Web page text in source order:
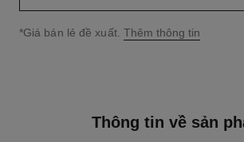
↩
*Giá bán lẻ đề xuất. Thêm thông tin
Thông tin về sản